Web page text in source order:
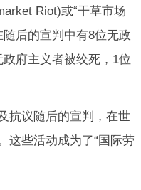
Riot)或“干草市场
后的宣判中有8位无政
府主义者被绞死，1位
抗议随后的宣判，在世
这些活动成为了“国际劳